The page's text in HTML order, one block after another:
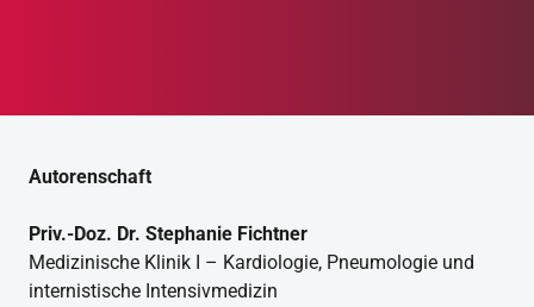
Autorenschaft
Priv.-Doz. Dr. Stephanie Fichtner
Medizinische Klinik I – Kardiologie, Pneumologie und
internistische Intensivmedizin